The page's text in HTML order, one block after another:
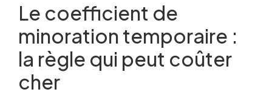
Le coefficient de
minoration temporaire :
la règle qui peut coûter
cher